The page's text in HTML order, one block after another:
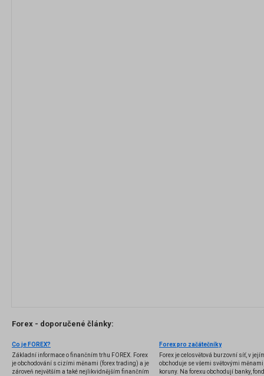
Forex - doporučené články:
Co je FOREX?
Základní informace o finančním trhu FOREX. Forex
je obchodování s cizími měnami (forex trading) a je
zároveň největším a také nejlikvidnějším finančním
Forex pro začátečníky
Forex je celosvětová burzovní síť, v
obchoduje se všemi světovými
koruny. Na forexu obchodují banky,